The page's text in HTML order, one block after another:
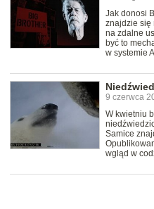
Jak donosi
znajdzie się
na zdalne
być to
w systemie
9 czerwca
W kwietniu
Samice
wgląd w